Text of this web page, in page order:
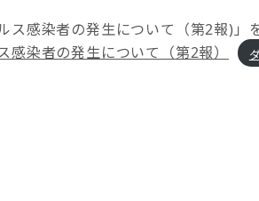
ス感染者の発⽣について（第2報)」
染者の発生について（第2報）